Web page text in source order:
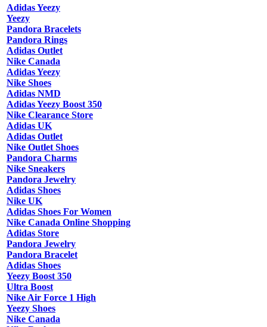
Adidas Yeezy
Yeezy
Pandora Bracelets
Pandora Rings
Adidas Outlet
Nike Canada
Adidas Yeezy
Nike Shoes
Adidas NMD
Adidas Yeezy Boost 350
Nike Clearance Store
Adidas UK
Adidas Outlet
Nike Outlet Shoes
Pandora Charms
Nike Sneakers
Pandora Jewelry
Adidas Shoes
Nike UK
Adidas Shoes For Women
Nike Canada Online Shopping
Adidas Store
Pandora Jewelry
Pandora Bracelet
Adidas Shoes
Yeezy Boost 350
Ultra Boost
Nike Air Force 1 High
Yeezy Shoes
Nike Canada